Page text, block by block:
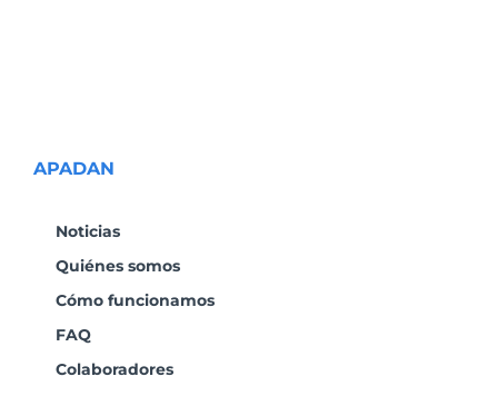
APADAN
Noticias
Quiénes somos
Cómo funcionamos
FAQ
Colaboradores